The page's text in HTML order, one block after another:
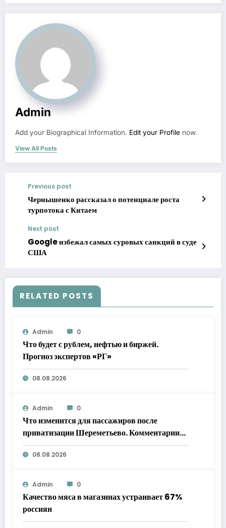
Admin
Add your Biographical Information. Edit your Profile now.
View All Posts
Previous post
Чернышенко рассказал о потенциале роста
турпотока с Китаем
Next post
Google избежал самых суровых санкций в суде
США
RELATED POSTS
Admin 0
Что будет с рублем, нефтью и биржей.
Прогноз экспертов «РГ»
08.08.2026
Admin 0
Что изменится для пассажиров после
приватизации Шереметьево. Комментарии
экспертов «РГ»
08.08.2026
Admin 0
Качество мяса в магазинах устраивает 67%
россиян